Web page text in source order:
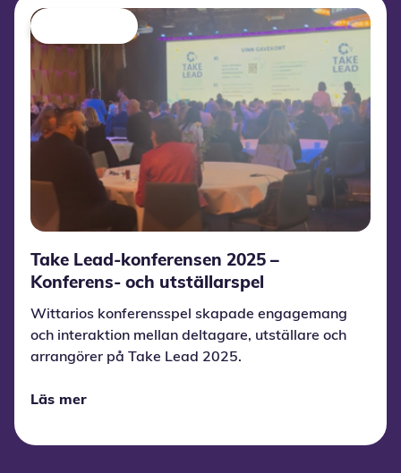
Take Lead-konferensen 2025 –
Konferens- och utställarspel
Wittarios konferensspel skapade engagemang
och interaktion mellan deltagare, utställare och
arrangörer på Take Lead 2025.
Läs mer